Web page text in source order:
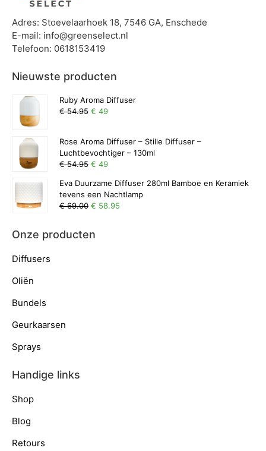
Adres: Stoevelaarhoek 18, 7546 GA, Enschede
E-mail: info@greenselect.nl
Telefoon: 0618153419
Nieuwste producten
Ruby Aroma Diffuser
€ 54.95 € 49
Rose Aroma Diffuser – Stille Diffuser –
Luchtbevochtiger – 130ml
€ 54.95 € 49
Eva Duurzame Diffuser 280ml Bamboe en Keramiek
tevens een Nachtlamp
€ 69.00 € 58.95
Onze producten
Diffusers
Oliën
Bundels
Geurkaarsen
Sprays
Handige links
Shop
Blog
Retours